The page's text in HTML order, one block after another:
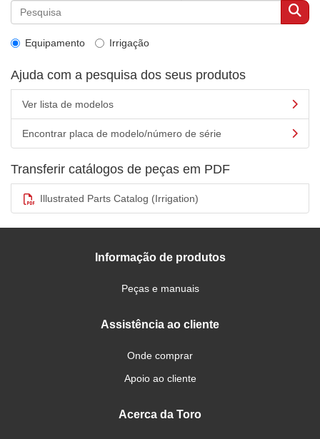
Equipamento Irrigação
Ajuda com a pesquisa dos seus produtos
Ver lista de modelos
Encontrar placa de modelo/número de série
Transferir catálogos de peças em PDF
Illustrated Parts Catalog (Irrigation)
Informação de produtos
Peças e manuais
Assistência ao cliente
Onde comprar
Apoio ao cliente
Acerca da Toro